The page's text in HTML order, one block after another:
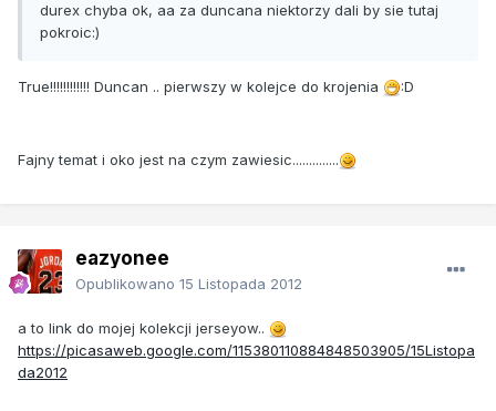
durex chyba ok, aa za duncana niektorzy dali by sie tutaj
pokroic:)
True!!!!!!!!!!!! Duncan .. pierwszy w kolejce do krojenia :D
Fajny temat i oko jest na czym zawiesic..............
eazyonee
Opublikowano 15 Listopada 2012
a to link do mojej kolekcji jerseyow..
https://picasaweb.google.com/115380110884848503905/15Listopa
da2012